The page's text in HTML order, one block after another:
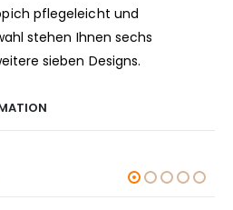
pflegeleicht und
stehen Ihnen sechs
sieben Designs.